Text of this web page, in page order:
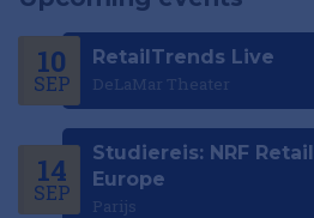
10
SEP
RetailTrends Live
DeLaMar Theater
14
SEP
Studiereis: NRF
Europe
Parijs